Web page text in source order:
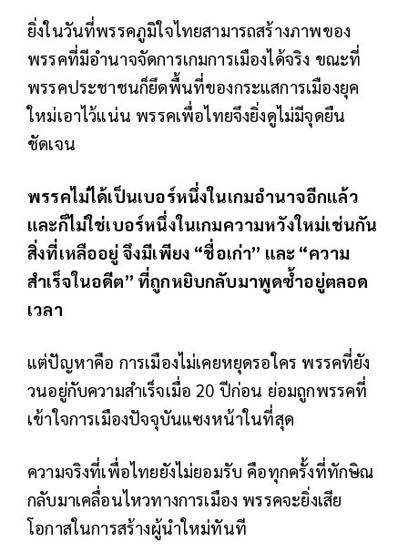
ยิ่งในวันที่พรรคภูมิใจไทยสามารถสร้างภาพของ
พรรคที่มีอำนาจจัดการเกมการเมืองได้จริง ขณะที่
พรรคประชาชนก็ยึดพื้นที่ของกระแสการเมืองยุค
ใหม่เอาไว้แน่น พรรคเพื่อไทยจึงยิ่งดูไม่มีจุดยืน
ชัดเจน
พรรคไม่ได้เป็นเบอร์หนึ่งในเกมอำนาจอีกแล้ว
และก็ไม่ใช่เบอร์หนึ่งในเกมความหวังใหม่เช่นกัน
สิ่งที่เหลืออยู่ จึงมีเพียง “ชื่อเก่า” และ “ความ
สำเร็จในอดีต” ที่ถูกหยิบกลับมาพูดซ้ำอยู่ตลอด
เวลา
แต่ปัญหาคือ การเมืองไม่เคยหยุดรอใคร พรรคที่ยัง
วนอยู่กับความสำเร็จเมื่อ 20 ปีก่อน ย่อมถูกพรรคที่
เข้าใจการเมืองปัจจุบันแซงหน้าในที่สุด
ความจริงที่เพื่อไทยยังไม่ยอมรับ คือทุกครั้งที่ทักษิณ
กลับมาเคลื่อนไหวทางการเมือง พรรคจะยิ่งเสีย
โอกาสในการสร้างผู้นำใหม่ทันที